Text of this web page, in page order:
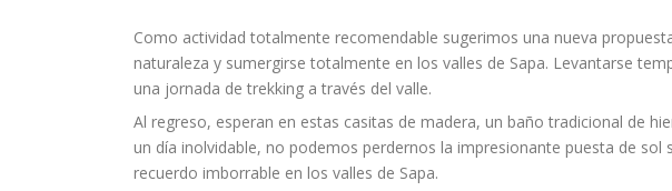
Como actividad totalmente recomendable sugerimos una nueva
naturaleza y sumergirse totalmente en los valles de Sapa. Levantarse
una jornada de trekking a través del valle.
Al regreso, esperan en estas casitas de madera, un baño tradicional de
un día inolvidable, no podemos perdernos la impresionante puesta de sol
recuerdo imborrable en los valles de Sapa.